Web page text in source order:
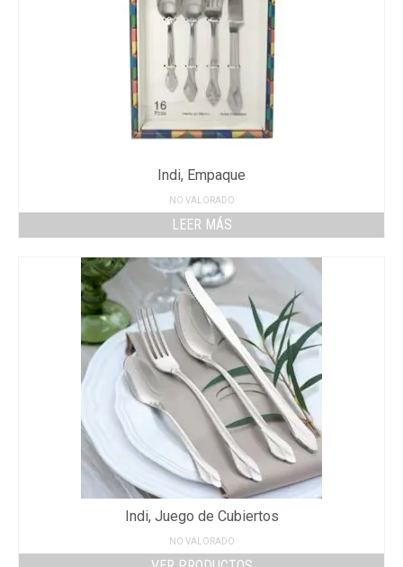
Indi, Empaque
NO VALORADO
LEER MÁS
Indi, Juego de Cubiertos
NO VALORADO